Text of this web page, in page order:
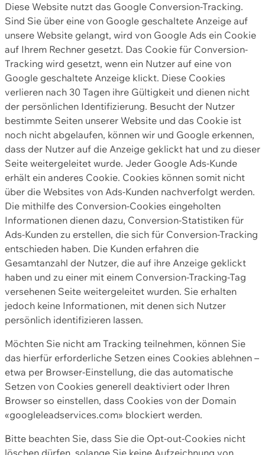
Diese Website nutzt das Google Conversion-Tracking.
Sind Sie über eine von Google geschaltete Anzeige auf
unsere Website gelangt, wird von Google Ads ein Cookie
auf Ihrem Rechner gesetzt. Das Cookie für Conversion-
Tracking wird gesetzt, wenn ein Nutzer auf eine von
Google geschaltete Anzeige klickt. Diese Cookies
verlieren nach 30 Tagen ihre Gültigkeit und dienen nicht
der persönlichen Identifizierung. Besucht der Nutzer
bestimmte Seiten unserer Website und das Cookie ist
noch nicht abgelaufen, können wir und Google erkennen,
dass der Nutzer auf die Anzeige geklickt hat und zu dieser
Seite weitergeleitet wurde. Jeder Google Ads-Kunde
erhält ein anderes Cookie. Cookies können somit nicht
über die Websites von Ads-Kunden nachverfolgt werden.
Die mithilfe des Conversion-Cookies eingeholten
Informationen dienen dazu, Conversion-Statistiken für
Ads-Kunden zu erstellen, die sich für Conversion-Tracking
entschieden haben. Die Kunden erfahren die
Gesamtanzahl der Nutzer, die auf ihre Anzeige geklickt
haben und zu einer mit einem Conversion-Tracking-Tag
versehenen Seite weitergeleitet wurden. Sie erhalten
jedoch keine Informationen, mit denen sich Nutzer
persönlich identifizieren lassen.
Möchten Sie nicht am Tracking teilnehmen, können Sie
das hierfür erforderliche Setzen eines Cookies ablehnen –
etwa per Browser-Einstellung, die das automatische
Setzen von Cookies generell deaktiviert oder Ihren
Browser so einstellen, dass Cookies von der Domain
«googleleadservices.com» blockiert werden.
Bitte beachten Sie, dass Sie die Opt-out-Cookies nicht